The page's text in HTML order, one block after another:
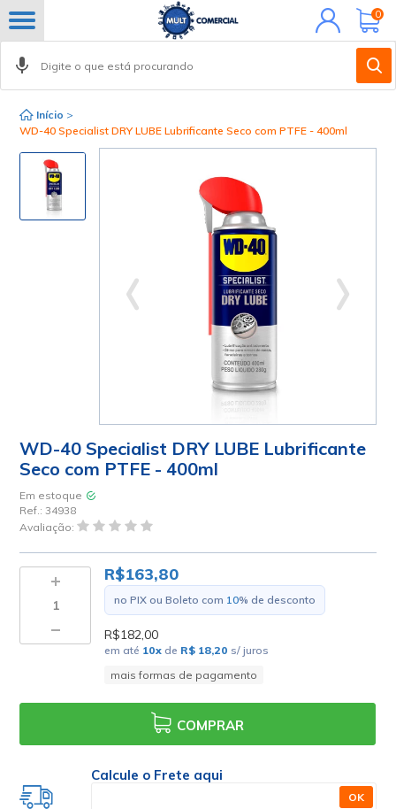
Minha
conta
0
Início >
WD-40 Specialist DRY LUBE Lubrificante Seco com PTFE - 400ml
WD-40 Specialist DRY LUBE Lubrificante
Seco com PTFE - 400ml
Em estoque
Ref.:34938
Avaliação:
R$163,80
no PIX ou Boleto com 10% de desconto
R$182,00
em até 10x de R$ 18,20 s/ juros
mais formas de pagamento
COMPRAR
Calcule o Frete aqui
OK